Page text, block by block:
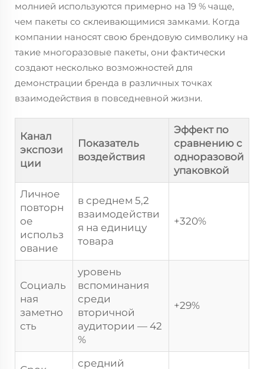
молнией используются примерно на 19 % чаще,
чем пакеты со склеивающимися замками. Когда
компании наносят свою брендовую символику на
такие многоразовые пакеты, они фактически
создают несколько возможностей для
демонстрации бренда в различных точках
взаимодействия в повседневной жизни.
Канал
экспози
ции
Показатель
воздействия
Эффект по
сравнению с
одноразовой
упаковкой
Личное
повторн
ое
использ
ование
в среднем 5,2
взаимодействи
я на единицу
товара
+320%
Социаль
ная
заметно
сть
уровень
вспоминания
среди
вторичной
аудитории — 42
%
+29%
средний